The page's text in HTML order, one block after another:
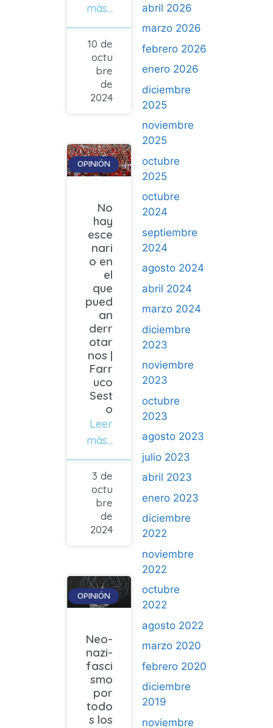
abril 2026
marzo 2026
febrero 2026
enero 2026
diciembre
2025
noviembre
2025
octubre
2025
octubre
2024
septiembre
2024
agosto 2024
abril 2024
marzo 2024
diciembre
2023
noviembre
2023
octubre
2023
agosto 2023
julio 2023
abril 2023
enero 2023
diciembre
2022
noviembre
2022
octubre
2022
agosto 2022
marzo 2020
febrero 2020
diciembre
2019
noviembre
más...
10 de
octu
bre
de
2024
OPINIÓN
No
hay
esce
nari
o en
el
que
pued
an
derr
otar
nos |
Farr
uco
Sest
o
Leer
más...
3 de
octu
bre
de
2024
OPINIÓN
Neo-
nazi-
fasci
smo
por
todo
s los